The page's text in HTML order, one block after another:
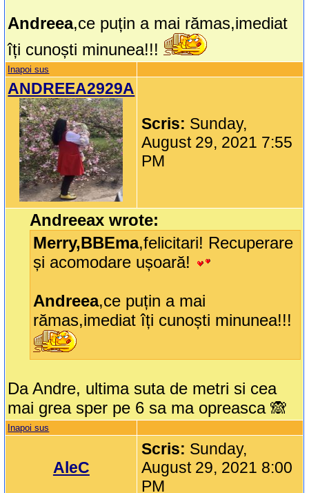
Andreea,ce puțin a mai rămas,imediat
îți cunoști minunea!!!
Inapoi sus
ANDREEA2929A
Scris: Sunday,
August 29, 2021 7:55
PM
Andreeax wrote:
Merry,BBEma,felicitari! Recuperare
și acomodare ușoară!
Andreea,ce puțin a mai
rămas,imediat îți cunoști minunea!!!
Da Andre, ultima suta de metri si cea
mai grea sper pe 6 sa ma opreasca 🙈
Inapoi sus
AleC
Scris: Sunday,
August 29, 2021 8:00
PM